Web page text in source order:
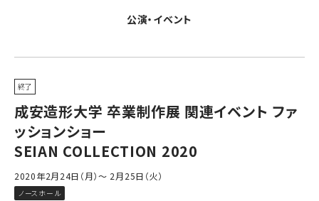
公演・イベント
終了
成安造形大学 卒業制作展 関連イベント ファ
ッションショー
SEIAN COLLECTION 2020
2020年2月24日（月）～ 2月25日（火）
ノースホール